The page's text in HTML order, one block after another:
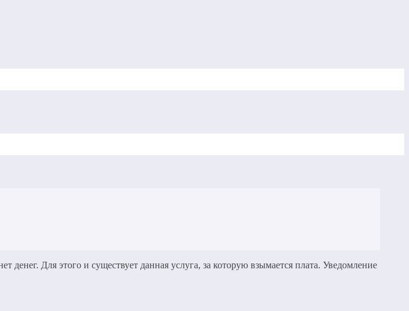
денег. Для этого и существует данная услуга, за которую взымается плата. Уведомление